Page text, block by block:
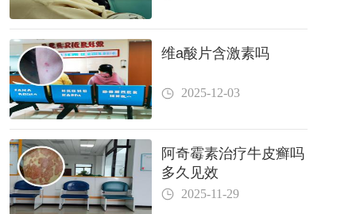
维a酸片含激素吗
2025-12-03
阿奇霉素治疗牛皮癣吗
多久见效
2025-11-29